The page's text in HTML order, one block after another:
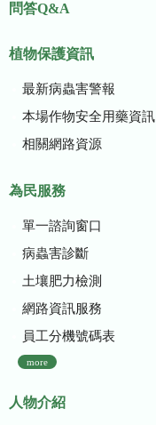
問答Q&A
植物保護資訊
最新病蟲害警報
本場作物安全用藥資訊
相關網路資源
為民服務
單一諮詢窗口
病蟲害診斷
土壤肥力檢測
網路資訊服務
員工分機號碼表
more
人物介紹